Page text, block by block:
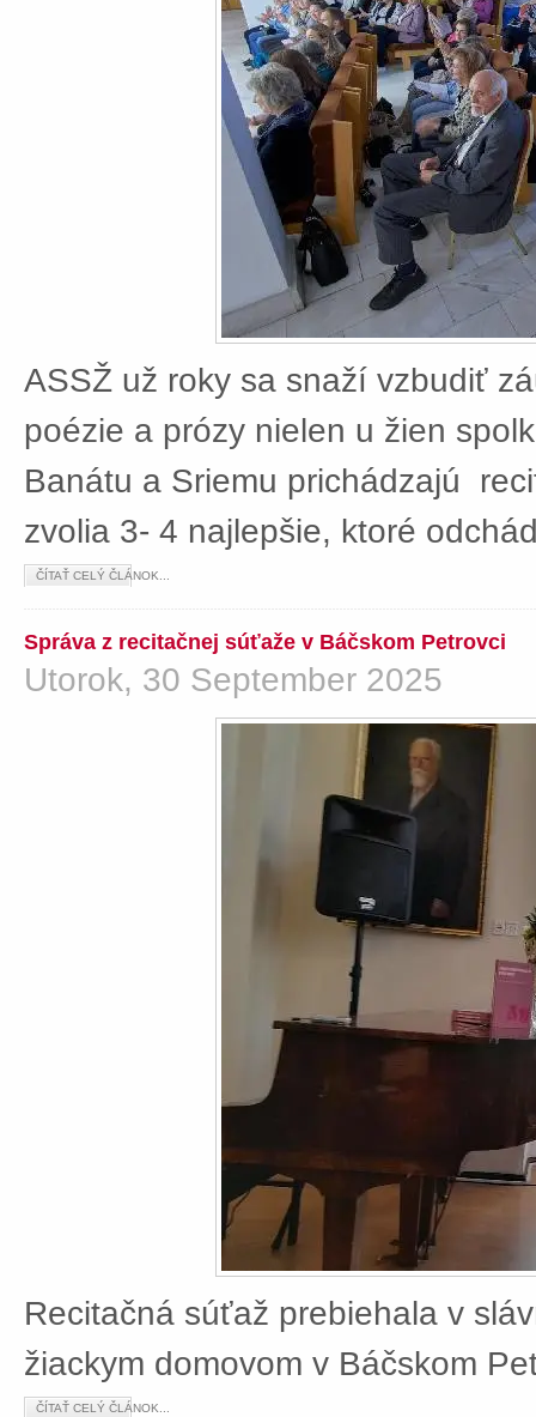
ASSŽ už roky sa snaží vzbudiť
poézie a prózy nielen u žien
Banátu a Sriemu prichádzajú
zvolia 3- 4 najlepšie, ktoré
ČÍTAŤ CELÝ ČLÁNOK...
Správa z recitačnej súťaže v Báčskom Petrovci
Utorok, 30 September 2025
Recitačná súťaž prebiehala v
žiackym domovom v Báčskom
ČÍTAŤ CELÝ ČLÁNOK...